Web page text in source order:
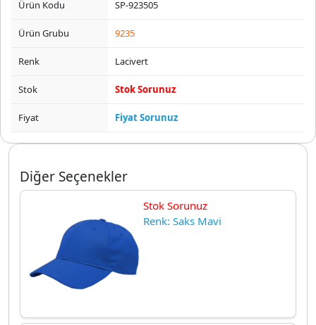
Ürün Kodu SP-923505
Ürün Grubu 9235
Renk Lacivert
Stok Stok Sorunuz
Fiyat Fiyat Sorunuz
Diğer Seçenekler
Stok Sorunuz
Renk: Saks Mavi